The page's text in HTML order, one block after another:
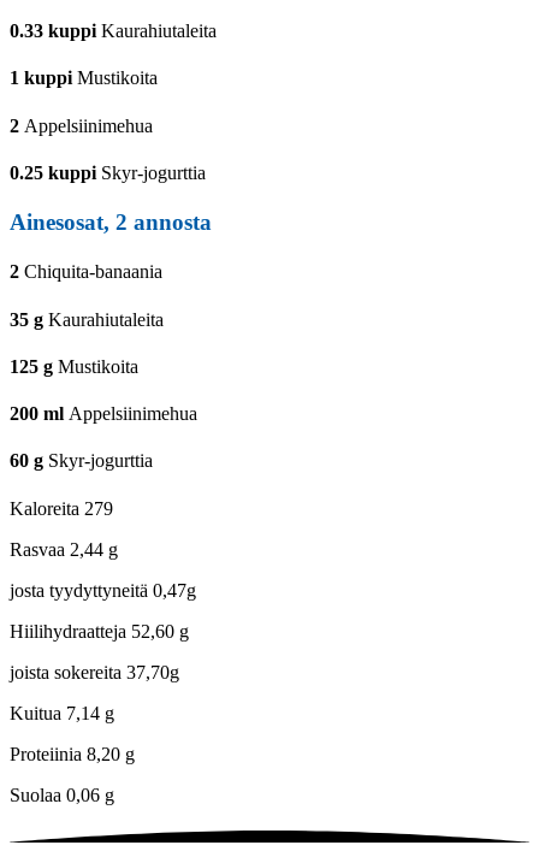
0.33 kuppi Kaurahiutaleita
1 kuppi Mustikoita
2 Appelsiinimehua
0.25 kuppi Skyr-jogurttia
Ainesosat, 2 annosta
2 Chiquita-banaania
35 g Kaurahiutaleita
125 g Mustikoita
200 ml Appelsiinimehua
60 g Skyr-jogurttia
Kaloreita 279
Rasvaa 2,44 g
josta tyydyttyneitä 0,47g
Hiilihydraatteja 52,60 g
joista sokereita 37,70g
Kuitua 7,14 g
Proteiinia 8,20 g
Suolaa 0,06 g